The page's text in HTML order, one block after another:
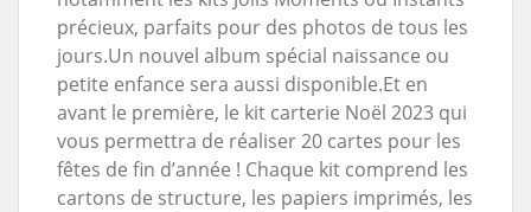
précieux, parfaits pour des photos de tous les
jours.Un nouvel album spécial naissance ou
petite enfance sera aussi disponible.Et en
avant le première, le kit carterie Noël 2023 qui
vous permettra de réaliser 20 cartes pour les
fêtes de fin d’année ! Chaque kit comprend les
cartons de structure, les papiers imprimés, les